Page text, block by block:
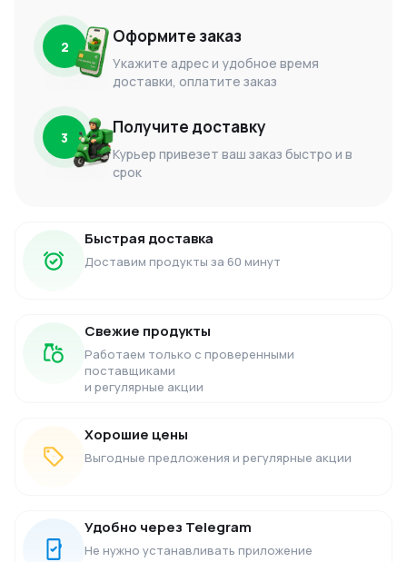
2 Оформите заказ
Укажите адрес и удобное время
доставки, оплатите заказ
3 Получите доставку
Курьер привезет ваш заказ быстро и в
срок
Быстрая доставка
Доставим продукты за 60 минут
Свежие продукты
Работаем только с проверенными
поставщиками
и регулярные акции
Хорошие цены
Выгодные предложения и регулярные акции
Удобно через Telegram
Не нужно устанавливать приложение